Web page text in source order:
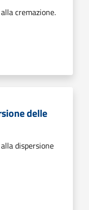
cremazione.
delle
dispersione